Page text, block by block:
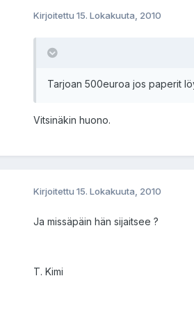
Kirjoitettu 15. Lokakuuta, 2010
Tarjoan 500euroa jos paperit
Vitsinäkin huono.
Kirjoitettu 15. Lokakuuta, 2010
Ja missäpäin hän sijaitsee ?
T. Kimi